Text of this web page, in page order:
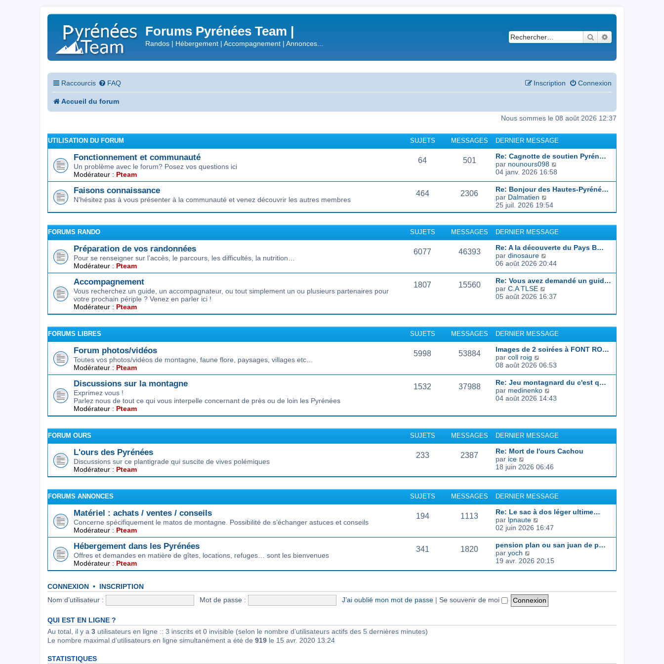
Forums Pyrénées Team |
Randos | Hébergement | Accompagnement | Annonces...
Rechercher
Raccourcis FAQ Connexion
Inscription
Accueil du forum
Nous sommes le 08 août 2026 12:37
UTILISATION DU FORUM SUJETS MESSAGES DERNIER MESSAGE
Fonctionnement et communauté
Un problème avec le forum? Posez vos questions ici
Modérateur : Pteam
64 501
Re: Cagnotte de soutien Pyrén…
par nounours098
s
t
r
l
e
d
n
i
e
s
a
e
04 janv. 2026 16:58
Faisons connaissance
N'hésitez pas à vous présenter à la communauté et venez découvrir les autres membres
464 2306
Re: Bonjour des Hautes-Pyréné…
par Dalmatien
o
n
u
l
e
l
e
d
r
i
r
e
s
e
25 juil. 2026 19:54
FORUMS RANDO SUJETS MESSAGES DERNIER MESSAGE
Préparation de vos randonnées
Pour se renseigner sur l’accès, le parcours, les difficultés, la nutrition…
Modérateur : Pteam
6077 46393
Re: A la découverte du Pays B…
par dinosaure
o
s
l
l
e
d
e
n
i
e
r
m
a
g
e
06 août 2026 20:44
Accompagnement
Vous recherchez un guide, un accompagnateur, ou tout simplement un ou plusieurs partenaires pour
votre prochain périple ? Venez en parler ici !
Modérateur : Pteam
1807 15560
Re: Vous avez demandé un guid…
par C.A TLSE
o
l
t
e
r
e
d
e
r
n
e
m
e
s
s
g
e
05 août 2026 16:37
FORUMS LIBRES SUJETS MESSAGES DERNIER MESSAGE
Forum photos/vidéos
Toutes vos photos/vidéos de montagne, faune flore, paysages, villages etc…
Modérateur : Pteam
5998 53884
Images de 2 soirées à FONT RO…
par coll roig
o
s
u
l
l
e
d
e
n
i
r
m
e
s
a
g
e
08 août 2026 06:53
Discussions sur la montagne
Exprimez vous !
Parlez nous de tout ce qui vous interpelle concernant de près ou de loin les Pyrénées
Modérateur : Pteam
1532 37988
Re: Jeu montagnard du c'est q…
par medinenko
o
l
t
e
r
e
d
r
n
e
r
m
e
s
a
g
04 août 2026 14:43
FORUM OURS SUJETS MESSAGES DERNIER MESSAGE
L'ours des Pyrénées
Discussions sur ce plantigrade qui suscite de vives polémiques
Modérateur : Pteam
233 2387
Re: Mort de l'ours Cachou
par ice
o
u
t
e
r
l
e
d
e
r
n
r
m
e
s
18 juin 2026 06:46
FORUMS ANNONCES SUJETS MESSAGES DERNIER MESSAGE
Matériel : achats / ventes / conseils
Concerne spécifiquement le matos de montagne. Possibilité de s’échanger astuces et conseils
Modérateur : Pteam
194 1113
Re: Le sac à dos léger ultime…
par lpnaute
o
s
l
l
e
d
02 juin 2026 16:47
Hébergement dans les Pyrénées
Offres et demandes en matière de gîtes, locations, refuges… sont les bienvenues
Modérateur : Pteam
341 1820
pension plan ou san juan de p…
par yoch
o
l
t
e
l
19 avr. 2026 20:15
CONNEXION • INSCRIPTION
Nom d’utilisateur : Mot de passe : J’ai oublié mon mot de passe | Se souvenir de moi
QUI EST EN LIGNE ?
Au total, il y a 3 utilisateurs en ligne :: 3 inscrits et 0 invisible (selon le nombre d’utilisateurs actifs des 5 dernières minutes)
Le nombre maximal d’utilisateurs en ligne simultanément a été de 919 le 15 avr. 2020 13:24
STATISTIQUES